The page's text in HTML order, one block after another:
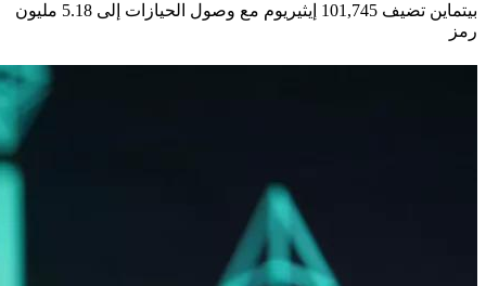
بيتماين تضيف 101,745 إيثيريوم مع وصول الحيازات إلى 5.18 مليون
رمز